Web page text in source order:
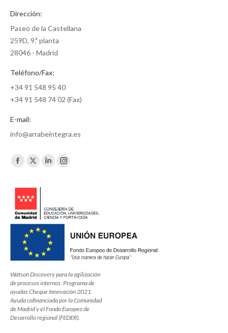
Dirección:
Paseo de la Castellana
259D, 9.ª planta
28046 - Madrid
Teléfono/Fax:
+34 91 548 95 40
+34 91 548 74 02 (Fax)
E-mail:
info@arrabeintegra.es
Encuéntranos en:
Facebook
new
window
X
new
window
Linkedin
in
new
window
Instagram
in
new
window
Watson Discovery para la agilización
de procesos internos. Programa de
ayudas Cheque Innovación 2021.
Ayuda cofinanciada por la Comunidad
de Madrid y el Fondo Europeo de
Desarrollo regional (FEDER).